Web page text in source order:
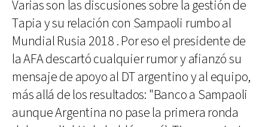
Varias son las discusiones sobre la gestión de
Tapia y su relación con Sampaoli rumbo al
Mundial Rusia 2018 . Por eso el presidente de
la AFA descartó cualquier rumor y afianzó su
mensaje de apoyo al DT argentino y al equipo,
más allá de los resultados: "Banco a Sampaoli
aunque Argentina no pase la primera ronda